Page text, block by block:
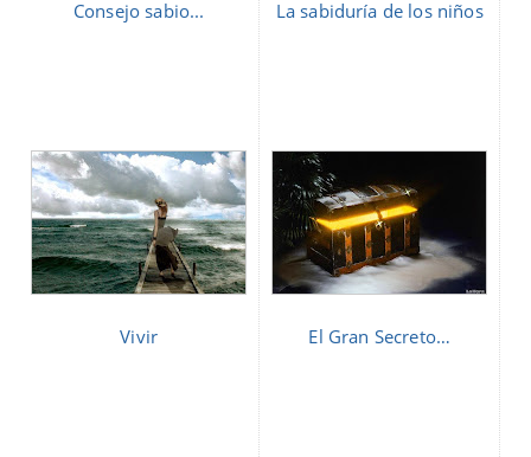
Consejo sabio... La sabiduría de los niños
Vivir El Gran Secreto…